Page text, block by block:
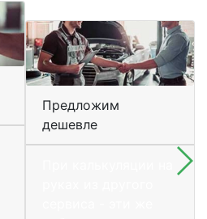
Предложим
дешевле